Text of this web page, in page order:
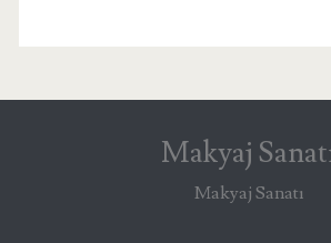
Makyaj
Makyaj Sanatı